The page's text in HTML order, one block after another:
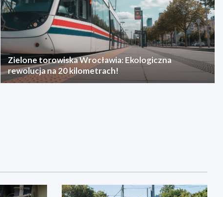
Zielone torowiska Wrocławia: Ekologiczna
rewolucja na 20 kilometrach!